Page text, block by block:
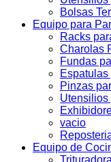
Bolsas
Equipo para
Racks
Charolas
Fundas
Pinzas
Utensilios
vacio
Equipo de